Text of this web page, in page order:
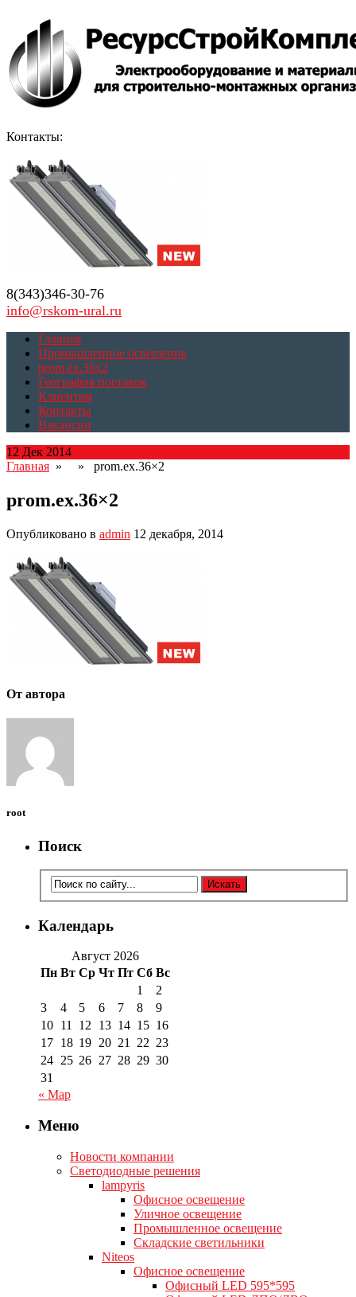
Контакты:
8(343)346-30-76
info@rskom-ural.ru
Главная
Промышленное освещение
prom.ex.36x2
География поставок
Клиентам
Контакты
Вакансии
12 Дек 2014
Главная » » prom.ex.36×2
prom.ex.36×2
Опубликовано в admin 12 декабря, 2014
От автора
root
Поиск
Календарь
Август 2026
Пн Вт Ср Чт Пт Сб Вс
1
2
3
4 5 6 7 8
9
10 11 12 13 14 15 16
17 18 19 20 21 22 23
24 25 26 27 28 29 30
31
« Мар
Меню
Новости компании
Светодиодные решения
lampyris
Офисное освещение
Уличное освещение
Промышленное освещение
Складские светильники
Niteos
Офисное освещение
Офисный LED 595*595